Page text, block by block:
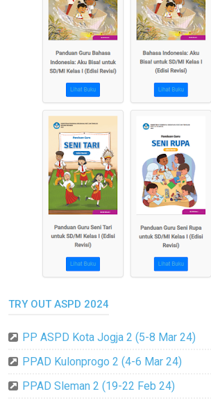
TRY OUT ASPD 2024
PP ASPD Kota Jogja 2 (5-8 Mar 24)
PPAD Kulonprogo 2 (4-6 Mar 24)
PPAD Sleman 2 (19-22 Feb 24)